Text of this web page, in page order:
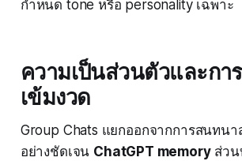
กำหนด tone หรือ personality เฉพาะ
ความเป็นส่วนตัวและกา
เข้มงวด
Group Chats แยกออกจากการสนทน
อย่างชัดเจน ChatGPT memoryส่วน